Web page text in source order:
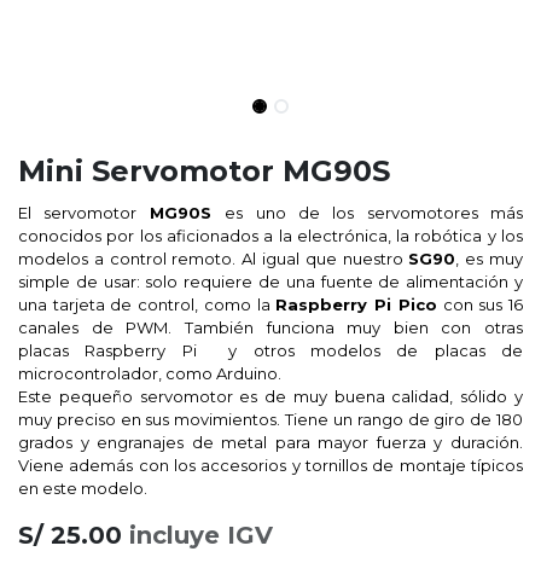
Mini Servomotor MG90S
El servomotor MG90S es uno de los servomotores más
conocidos por los aficionados a la electrónica, la robótica y los
modelos a control remoto. Al igual que nuestro SG90 , es muy
simple de usar: solo requiere de una fuente de alimentación y
una tarjeta de control, como la Raspberry Pi Pico con sus 16
canales de PWM. También funciona muy bien con otras
placas Raspberry Pi y otros modelos de placas de
microcontrolador, como Arduino.
Este pequeño servomotor es de muy buena calidad, sólido y
muy preciso en sus movimientos. Tiene un rango de giro de 180
grados y engranajes de metal para mayor fuerza y duración.
Viene además con los accesorios y tornillos de montaje típicos
en este modelo.
S/ 25.00 incluye IGV